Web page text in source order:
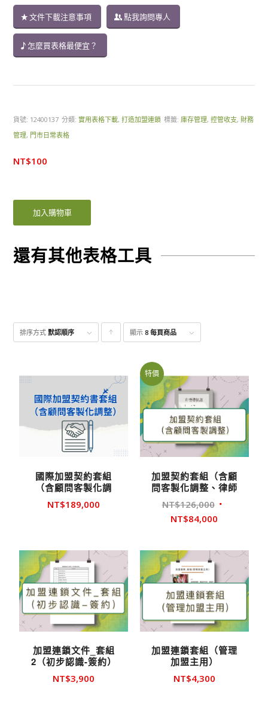
文件下載注意事項 點我詢問專人
怎麼買表格最便宜？
貨號: 12400137 分類:實用表格下載,打造加盟連鎖 標籤: 庫存管理,控管收支, 財務
管理, 門市日常表格
NT$100
加入購物車
還有其他表格工具
排序方式默認順序 點
示產
品
顯示8 每頁商品
國際加盟契約套組
（含顧問客製化調
整、律師審約）
NT$189,000
加盟契約套組（含顧
問客製化調整、律師
審約）
NT$126,000 原
始
NT$84,000
格：
NT$84,000
特價
加盟連鎖文件_套組
2（初步認識-簽約）
NT$3,900
加盟連鎖套組（管理
加盟主用）
NT$4,300